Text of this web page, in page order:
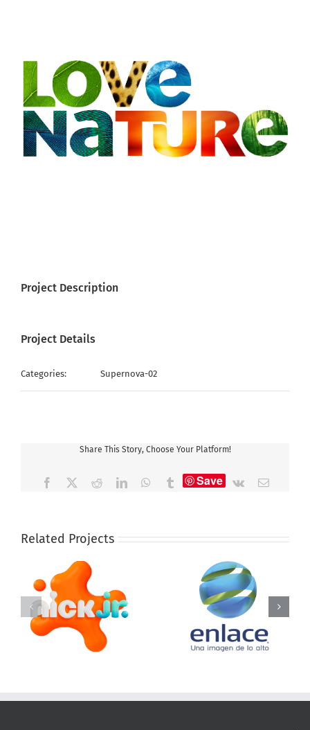
Project Description
Project Details
Categories: Supernova-02
Share This Story, Choose Your Platform!
Facebook RedditLinkedInWhatsApp
TumblrSave Vk Email
Related Projects